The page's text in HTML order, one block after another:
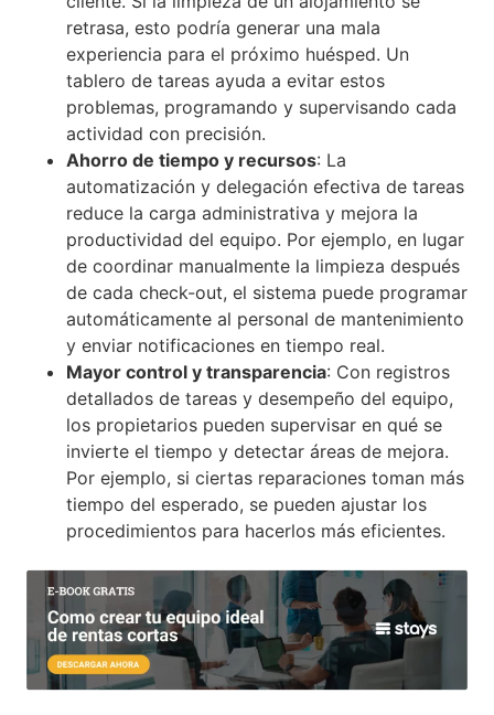
retrasa, esto podría generar una mala
experiencia para el próximo huésped. Un
tablero de tareas ayuda a evitar estos
problemas, programando y supervisando cada
actividad con precisión.
Ahorro de tiempo y recursos: La
automatización y delegación efectiva de tareas
reduce la carga administrativa y mejora la
productividad del equipo. Por ejemplo, en lugar
de coordinar manualmente la limpieza después
de cada check-out, el sistema puede programar
automáticamente al personal de mantenimiento
y enviar notificaciones en tiempo real.
Mayor control y transparencia: Con registros
detallados de tareas y desempeño del equipo,
los propietarios pueden supervisar en qué se
invierte el tiempo y detectar áreas de mejora.
Por ejemplo, si ciertas reparaciones toman más
tiempo del esperado, se pueden ajustar los
procedimientos para hacerlos más eficientes.